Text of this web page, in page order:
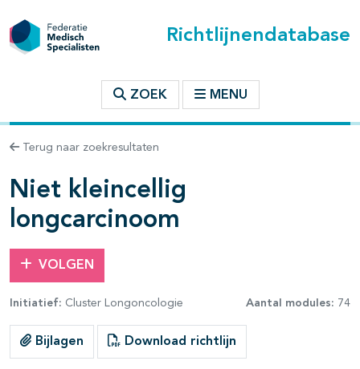
Richtlijnendatabase
ZOEK MENU
Terug naar zoekresultaten
Niet kleincellig
longcarcinoom
VOLGEN
Initiatief: Cluster Longoncologie Aantal modules: 74
Bijlagen Download richtlijn
binnen deze richtlijn
open- en dichtklappen